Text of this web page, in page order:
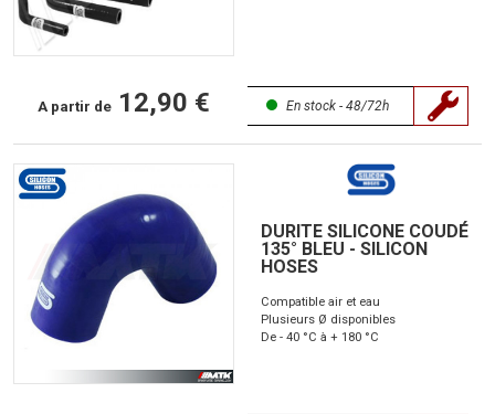
A partir de 12,90 € En stock - 48/72h
DURITE SILICONE COUDÉ
135° BLEU - SILICON
HOSES
Compatible air et eau
Plusieurs Ø disponibles
De - 40 °C à + 180 °C